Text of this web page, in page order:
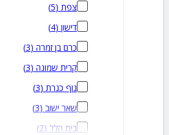
צפת (
5
)
דישון (
4
)
כרם בן זמרה (
3
)
קרית שמונה (
3
)
נוף כנרת (
3
)
שאר ישוב (
3
)
בית הלל (
2
)